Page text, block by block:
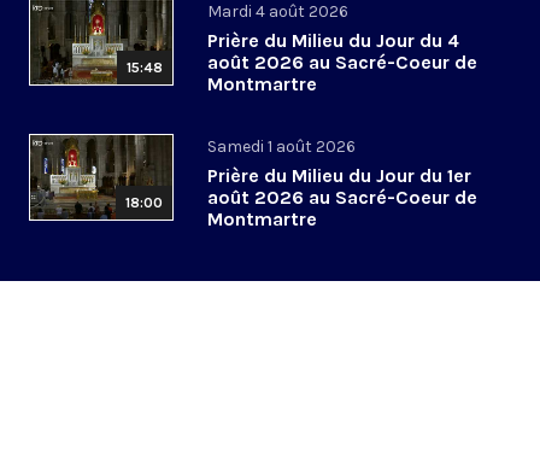
15:48
Mardi 4 août 2026
Prière du Milieu du Jour du 4
août 2026 au Sacré-Coeur de
Montmartre
18:00
Samedi 1 août 2026
Prière du Milieu du Jour du 1er
août 2026 au Sacré-Coeur de
Montmartre